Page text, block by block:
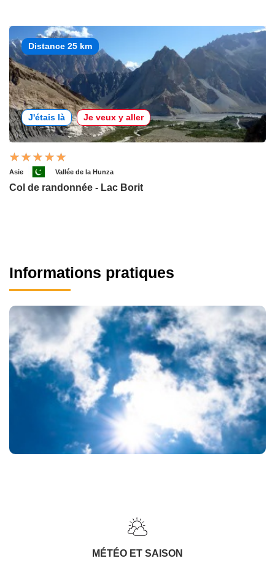
Distance 25 km
J'étais là Je veux y aller
Asie Vallée de la Hunza
Col de randonnée - Lac Borit
Informations pratiques
MÉTÉO ET SAISON